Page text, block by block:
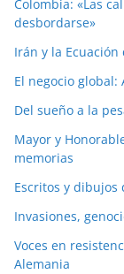
Colombia: «Las
desbordarse»
Irán y la
El negocio
Del sueño a la
Mayor y
memorias
Escritos y
Invasiones,
Voces en
Alemania